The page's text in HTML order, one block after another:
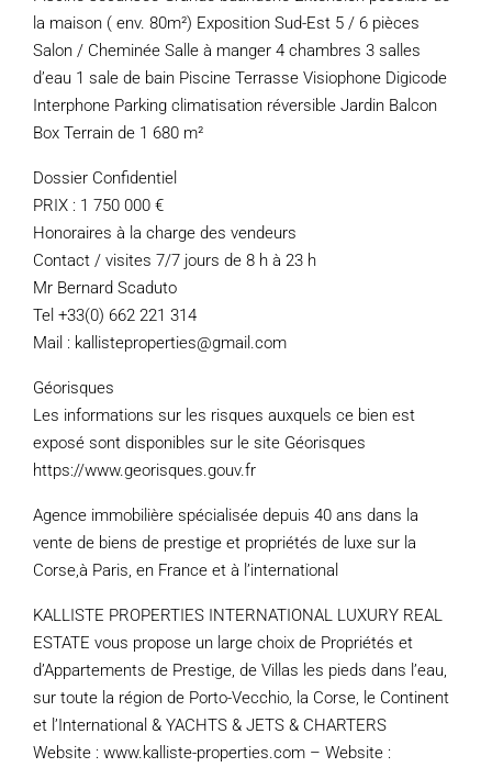
la maison ( env. 80m²) Exposition Sud-Est 5 / 6 pièces
Salon / Cheminée Salle à manger 4 chambres 3 salles
d’eau 1 sale de bain Piscine Terrasse Visiophone Digicode
Interphone Parking climatisation réversible Jardin Balcon
Box Terrain de 1 680 m²
Dossier Confidentiel
PRIX : 1 750 000 €
Honoraires à la charge des vendeurs
Contact / visites 7/7 jours de 8 h à 23 h
Mr Bernard Scaduto
Tel +33(0) 662 221 314
Mail : kallisteproperties@gmail.com
Géorisques
Les informations sur les risques auxquels ce bien est
exposé sont disponibles sur le site Géorisques
https://www.georisques.gouv.fr
Agence immobilière spécialisée depuis 40 ans dans la
vente de biens de prestige et propriétés de luxe sur la
Corse,à Paris, en France et à l’international
KALLISTE PROPERTIES INTERNATIONAL LUXURY REAL
ESTATE vous propose un large choix de Propriétés et
d’Appartements de Prestige, de Villas les pieds dans l’eau,
sur toute la région de Porto-Vecchio, la Corse, le Continent
et l’International & YACHTS & JETS & CHARTERS
Website : www.kalliste-properties.com – Website :